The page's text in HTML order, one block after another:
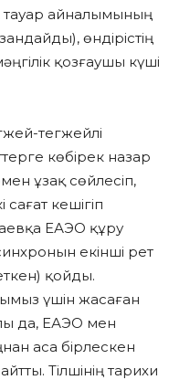
тауар айналымының
өндірістің
қозғаушы күші
тегжейлі
көбірек назар
ұзақ сөйлесіп,
кешігіп
ЕАЭО құру
екінші рет
қойды.
үшін жасаған
да, ЕАЭО мен
аса бірлескен
Тілшінің тарихи